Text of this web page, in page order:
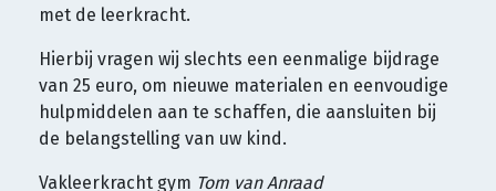
met de leerkracht.
Hierbij vragen wij slechts een eenmalige bijdrage
van 25 euro, om nieuwe materialen en eenvoudige
hulpmiddelen aan te schaffen, die aansluiten bij
de belangstelling van uw kind.
Vakleerkracht gym Tom van Anraad